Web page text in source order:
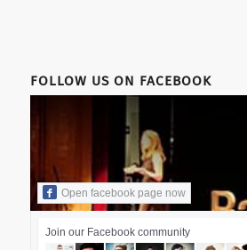
FOLLOW US ON FACEBOOK
Open facebook page now
Join our Facebook community